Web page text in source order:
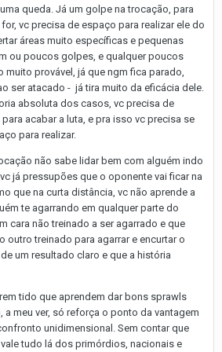
queda. Já um golpe na trocação, para
vc precisa de espaço para realizar ele do
áreas muito específicas e pequenas
ou poucos golpes, e qualquer poucos
muito provável, já que ngm fica parado,
ser atacado - já tira muito da eficácia dele.
absoluta dos casos, vc precisa de
acabar a luta, e pra isso vc precisa se
para realizar.
não sabe lidar bem com alguém indo
já pressupões que o oponente vai ficar na
que na curta distância, vc não aprende a
te agarrando em qualquer parte do
cara não treinado a ser agarrado e que
outro treinado para agarrar e encurtar o
um resultado claro e que a história
tido que aprendem dar bons sprawls
a meu ver, só reforça o ponto da vantagem
unidimensional. Sem contar que
tudo lá dos primórdios, nacionais e